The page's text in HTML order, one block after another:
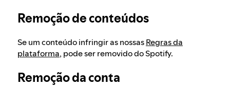
Remoção de conteúdos
Se um conteúdo infringir as nossasRegras da
plataforma, pode ser removido do Spotify.
Remoção da conta